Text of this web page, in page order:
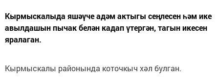
Кырмыскалыда яшәүче адәм актыгы сеңлесен һәм ике
авылдашын пычак белән кадап үтергән, тагын икесен
яралаган.
Кырмыскалы районында коточкыч хәл булган.